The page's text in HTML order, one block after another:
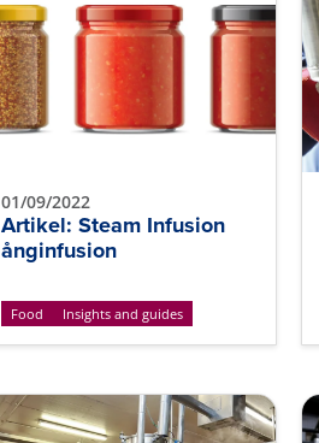
01/09/2022
Artikel: Steam Infusion
ånginfusion
Food Insights and guides